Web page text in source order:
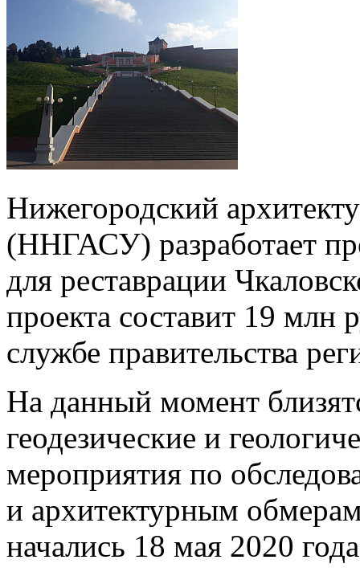
Нижегородский
(ННГАСУ) разработает
для реставрации
проекта составит 19 млн
службе правительства
На данный момент
геодезические и
мероприятия по
и архитектурным
начались 18 мая 2020